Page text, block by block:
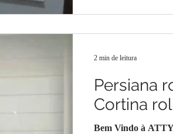
Persiana
Cortina
Bem Vindo à
2 min de leitura